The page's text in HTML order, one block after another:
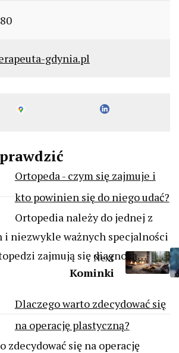
gdynia.pl
Ortopeda - czym się zajmuje i
kto powinien się do niego udać?
Ortopedia należy do jednej z
i niezwykle ważnych specjalności
zajmują się diagnozą…
Dlaczego warto zdecydować się
na operację plastyczną?
zdecydować się na operację
Next
Kominki